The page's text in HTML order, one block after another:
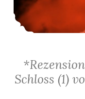
Schloss (1)